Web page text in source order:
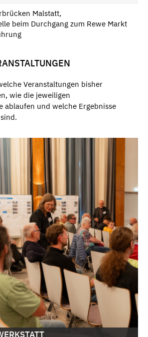
Malstatt,
beim Durchgang zum Rewe Markt
Veranstaltungen bisher
wie die jeweiligen
ablaufen und welche Ergebnisse